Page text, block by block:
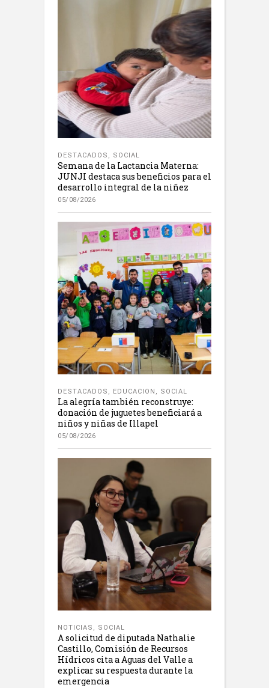
DESTACADOS SOCIAL
Semana de la Lactancia Materna:
JUNJI destaca sus beneficios para el
desarrollo integral de la niñez
05/08/2026
DESTACADOS , EDUCACION , SOCIAL
La alegría también reconstruye:
donación de juguetes beneficiará a
niños y niñas de Illapel
05/08/2026
NOTICIAS , SOCIAL
A solicitud de diputada Nathalie
Castillo, Comisión de Recursos
Hídricos cita a Aguas del Valle a
explicar su respuesta durante la
emergencia